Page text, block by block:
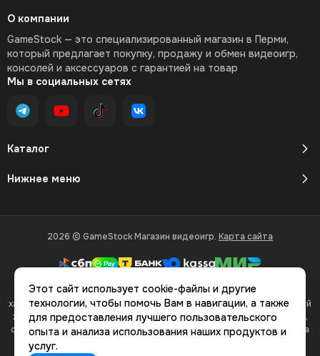
Каталог
Нижнее меню
О компании
GameStock — это специализированный магазин в Перми,
который предлагает покупку, продажу и обмен видеоигр,
консолей и аксессуаров с гарантией на товар
Мы в социальных сетях
2026 © GameStock Магазин видеоигр. Карта сайта
Вся представленная на сайте информация, касающаяся
характеристик, стоимости товаров и услуг, носит информационный
характер и ни при каких условиях не является публичной офертой,
определяемой положениями Статьи 437(2) Гражданского кодекса
Этот сайт использует cookie-файлы и другие
технологии, чтобы помочь Вам в навигации, а также
для предоставления лучшего пользовательского
опыта и анализа использования наших продуктов и
услуг.